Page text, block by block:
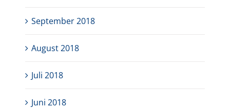
September 2018
August 2018
Juli 2018
Juni 2018